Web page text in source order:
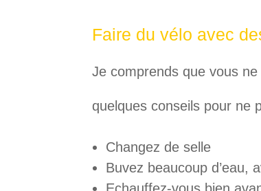
Faire du vélo avec
Je comprends que vous
quelques conseils pour ne
Changez de selle
Buvez beaucoup d’eau,